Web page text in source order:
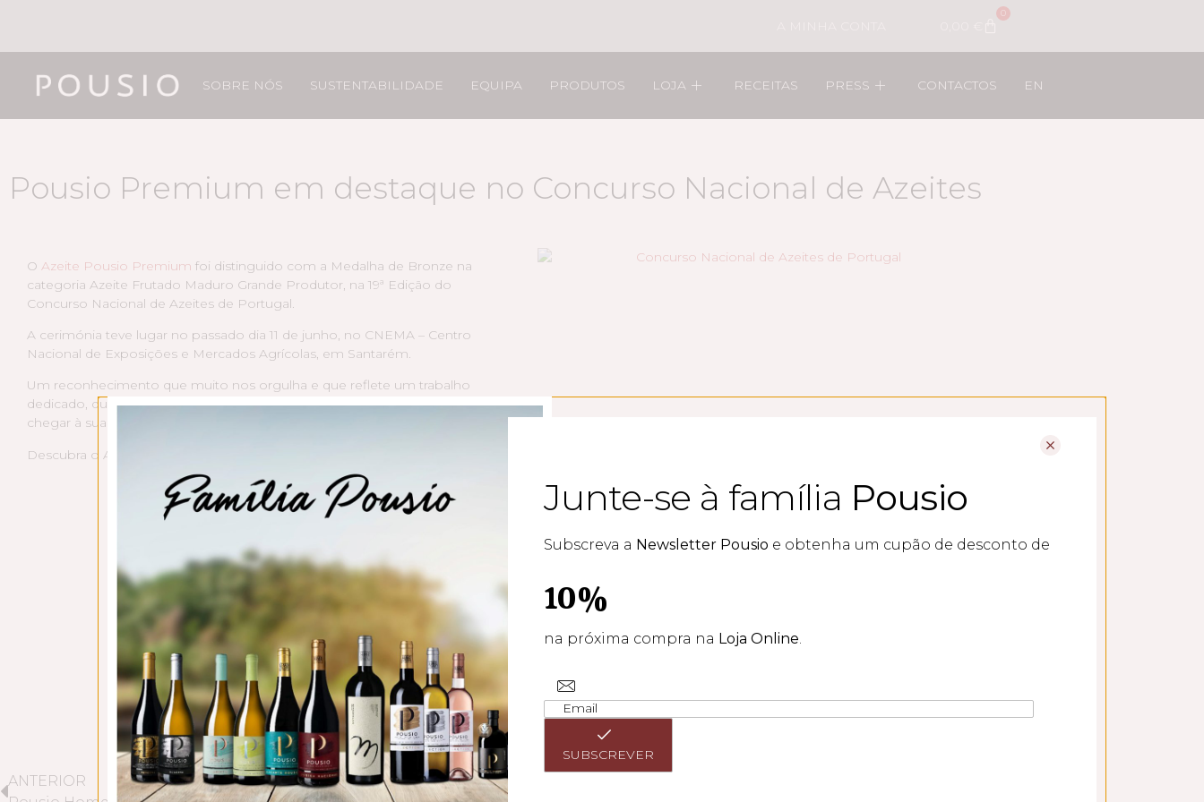
0
SOBRE NÓS SUSTENTABILIDADE EQUIPA PRODUTOS LOJA RECEITAS PRESS CONTACTOS EN
Pousio Premium em destaque no Concurso Nacional de Azeites
O Azeite Pousio Premium foi distinguido com a Medalha de Bronze na
categoria Azeite Frutado Maduro Grande Produtor, na 19ª Edição do
Concurso Nacional de Azeites de Portugal.
A cerimónia teve lugar no passado dia 11 de junho, no CNEMA – Centro
Nacional de Exposições e Mercados Agrícolas, em Santarém.
Um reconhecimento que muito nos orgulha e que reflete um trabalho
dedicado, que começa no Olival e se aperfeiçoa em cada detalhe, até
chegar à sua mesa.
Descubra o Azeite Pousio Premium na nossa
ANTERIOR
Junte-se à família Pousio
Subscreva a Newsletter Pousio e obtenha um cupão de desconto de
10%
na próxima compra na Loja Online.
SUBSCREVER